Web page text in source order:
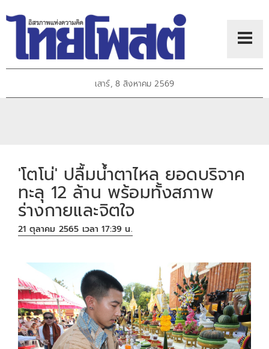
เสาร์, 8 สิงหาคม 2569
'โตโน่' ปลื้มน้ำตาไหล ยอดบริจาค
ทะลุ 12 ล้าน พร้อมทั้งสภาพ
ร่างกายและจิตใจ
21 ตุลาคม 2565 เวลา 17:39 น.